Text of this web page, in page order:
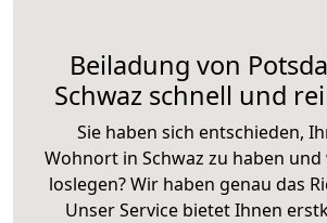
Beiladung von
Schwaz schnell und
Sie haben sich entschieden,
Wohnort in Schwaz zu haben
loslegen? Wir haben genau das
Unser Service bietet Ihnen